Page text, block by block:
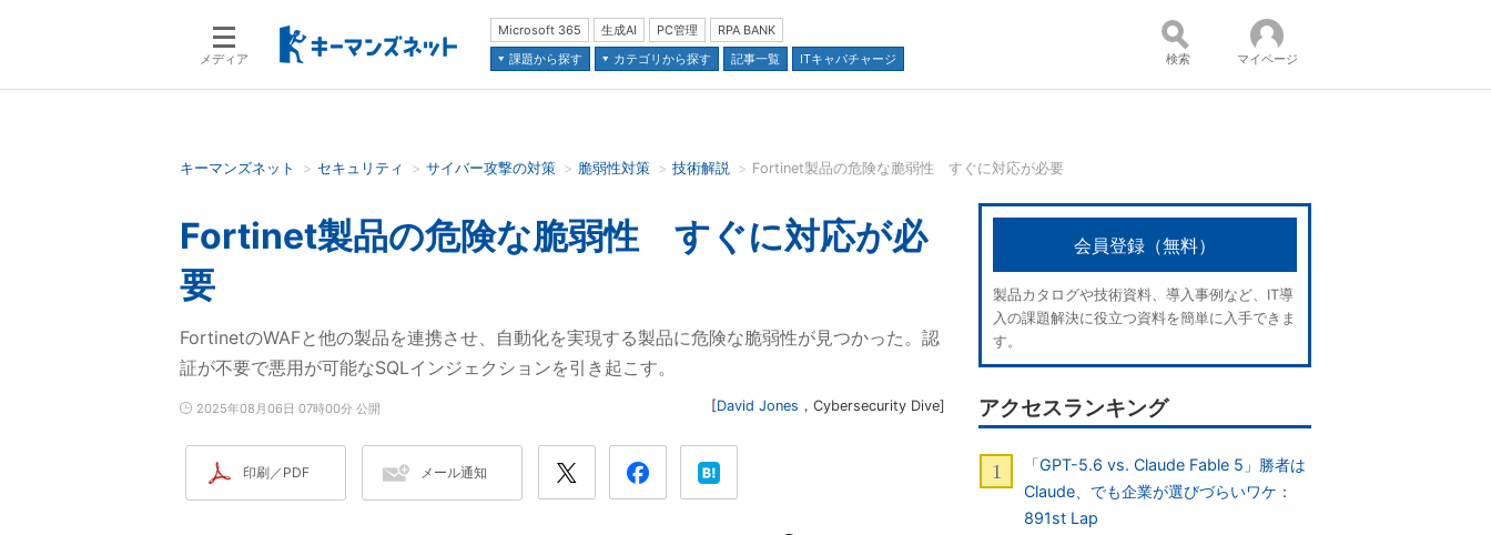
メディア
Microsoft 365 生成AI PC管理
RPA BANK
課題から探す
カテゴリから探す 記事一覧 ITキャパチャージ
検索語を入力してください コンテンツ：
並び順：
検索 マイページ
キーマンズネット セキュリティ サイバー攻撃の対策 脆弱性対策 技術解説 Fortinet製品の危険な脆弱性 すぐに対応が必要
Fortinet製品の危険な脆弱性 すぐに対応が必
要
FortinetのWAFと他の製品を連携させ、自動化を実現する製品に危険な脆弱性が見つかった。認
証が不要で悪用が可能なSQLインジェクションを引き起こす。
2025年08月06日 07時00分 公開 [David Jones ， Cybersecurity Dive]
印刷／PDF メール通知
会員登録（無料）
製品カタログや技術資料、導入事例など、IT導
入の課題解決に役立つ資料を簡単に入手できま
す。
アクセスランキング
「GPT-5.6 vs. Claude Fable 5」勝者は
Claude、でも企業が選びづらいワケ：
891st Lap